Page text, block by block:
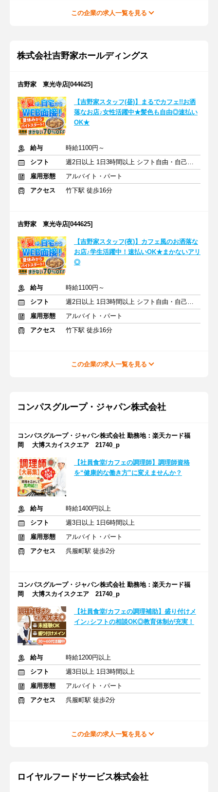
この企業の求人一覧を見る
株式会社吉野家ホールディングス
吉野家 東光寺店[044625]
【吉野家スタッフ(昼)】まるでカフェ!!お洒
落なお店♪女性活躍中★髪色も自由◎速払い
OK★
給与
時給1100円～
シフト
週2日以上 1日3時間以上 シフト自由・自己申告
雇用形態
アルバイト・パート
アクセス
竹下駅 徒歩16分
吉野家 東光寺店[044625]
【吉野家スタッフ(夜)】カフェ風のお洒落な
お店♪学生活躍中！速払いOK★まかないアリ
◎
給与
時給1100円～
シフト
週2日以上 1日3時間以上 シフト自由・自己申告
雇用形態
アルバイト・パート
アクセス
竹下駅 徒歩16分
この企業の求人一覧を見る
コンパスグループ・ジャパン株式会社
コンパスグループ・ジャパン株式会社 勤務地：楽天カード福
岡 大博スカイスクエア 21740_p
【社員食堂/カフェの調理師】調理師資格
を“健康的な働き方”に変えませんか？
給与
時給1400円以上
シフト
週3日以上 1日6時間以上
雇用形態
アルバイト・パート
アクセス
呉服町駅 徒歩2分
コンパスグループ・ジャパン株式会社 勤務地：楽天カード福
岡 大博スカイスクエア 21740_p
【社員食堂/カフェの調理補助】盛り付けメ
イン♪シフトの相談OK◎教育体制が充実！
給与
時給1200円以上
シフト
週3日以上 1日3時間以上
雇用形態
アルバイト・パート
アクセス
呉服町駅 徒歩2分
この企業の求人一覧を見る
ロイヤルフードサービス株式会社